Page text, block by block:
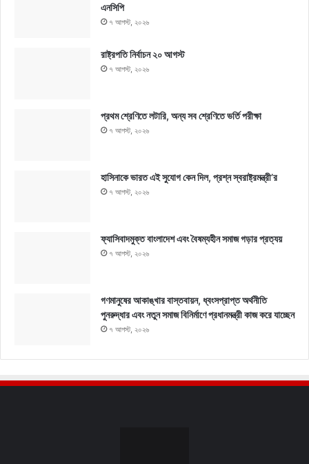
এনসিপি
৭ আগস্ট, ২০২৬
রাষ্ট্রপতি নির্বাচন ২০ আগস্ট
৭ আগস্ট, ২০২৬
প্রথম শ্রেণিতে লটারি, অন্য সব শ্রেণিতে ভর্তি পরীক্ষা
৭ আগস্ট, ২০২৬
হাসিনাকে ভারত এই সুযোগ কেন দিল, প্রশ্ন স্বরাষ্ট্রমন্ত্রী’র
৭ আগস্ট, ২০২৬
ফ্যাসিবাদমুক্ত বাংলাদেশ এবং বৈষম্যহীন সমাজ গড়ার প্রত্যয়
৭ আগস্ট, ২০২৬
গণমানুষের আকাঙ্খার বাস্তবায়ন, ধ্বংসপ্রাপ্ত অর্থনীতি
পুনরুদ্ধার এবং নতুন সমাজ বিনির্মাণে প্রধানমন্ত্রী কাজ করে যাচ্ছেন
৭ আগস্ট, ২০২৬